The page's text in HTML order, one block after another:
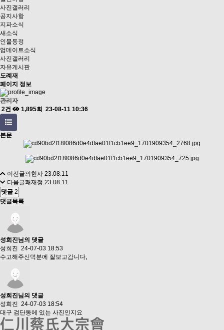
사진갤러리
공지사항
지파소식
새소식
인물동정
업데이트소식
사진갤러리
자유게시판
도례재
페이지 정보
관리자
2건
1,895회 23-08-11 10:36
본문
이전글의현사 23.08.11
다음글쾌재정 23.08.11
댓글 2
댓글목록
성희진님의 댓글
성희진 24-07-03 18:53
수고해주신덕분에 잘보고감니다,
성희진님의 댓글
성희진 24-07-03 18:54
대구 검단동에 있는 사진인지요